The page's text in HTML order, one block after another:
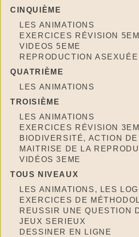
CINQUIÈME
LES ANIMATIONS
EXERCICES RÉVISION
VIDEOS 5EME
REPRODUCTION ASEXUÉE
QUATRIÈME
LES ANIMATIONS
TROISIÈME
LES ANIMATIONS
EXERCICES RÉVISION
BIODIVERSITÉ, ACTION DE
MAITRISE DE LA
VIDÉOS 3EME
TOUS NIVEAUX
LES ANIMATIONS, LES
EXERCICES DE
REUSSIR UNE QUESTION
JEUX SERIEUX
DESSINER EN LIGNE